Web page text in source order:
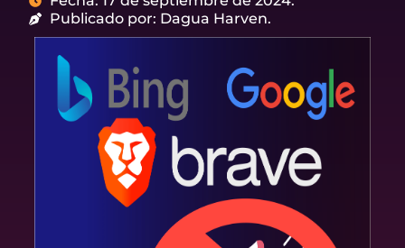
Publicado por: Dagua Harven.